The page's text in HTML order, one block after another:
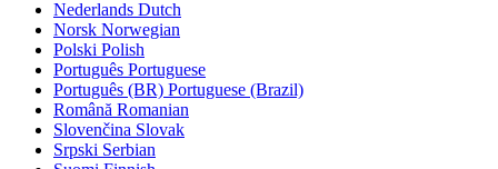
Nederlands Dutch
Norsk Norwegian
Polski Polish
Português Portuguese
Português (BR) Portuguese (Brazil)
Română Romanian
Slovenčina Slovak
Srpski Serbian